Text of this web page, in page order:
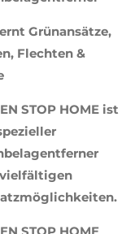
Grünansätze,
Flechten &
STOP HOME ist